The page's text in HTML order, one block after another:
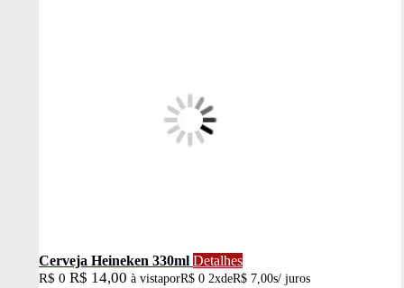
Cerveja Heineken 330ml Detalhes
R$ 0 R$ 14,00 à vistaporR$ 0 2xdeR$ 7,00s/ juros